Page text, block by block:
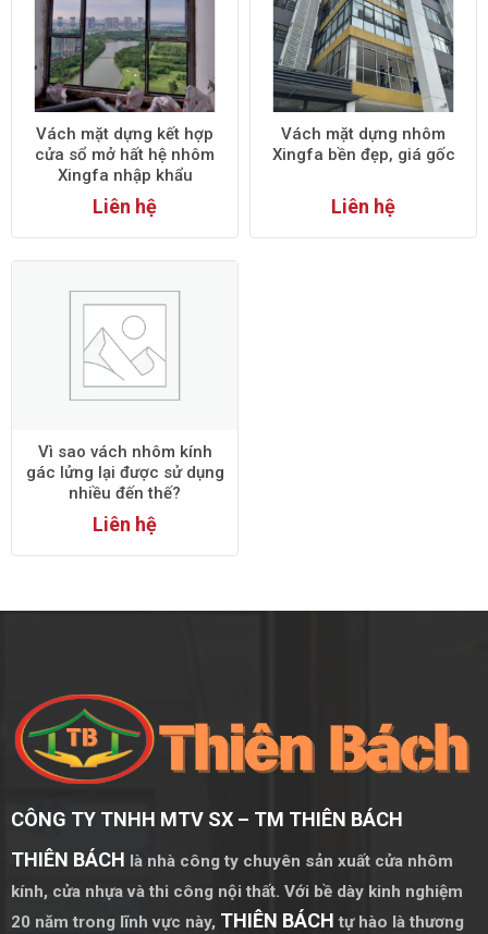
Vách mặt dựng kết hợp
cửa sổ mở hất hệ nhôm
Xingfa nhập khẩu
Liên hệ
Vách mặt dựng nhôm
Xingfa bền đẹp, giá gốc
Liên hệ
Vì sao vách nhôm kính
gác lửng lại được sử dụng
nhiều đến thế?
Liên hệ
CÔNG TY TNHH MTV SX – TM THIÊN BÁCH
THIÊN BÁCH là nhà công ty chuyên sản xuất cửa nhôm
kính, cửa nhựa và thi công nội thất. Với bề dày kinh nghiệm
20 năm trong lĩnh vực này, THIÊN BÁCH tự hào là thương